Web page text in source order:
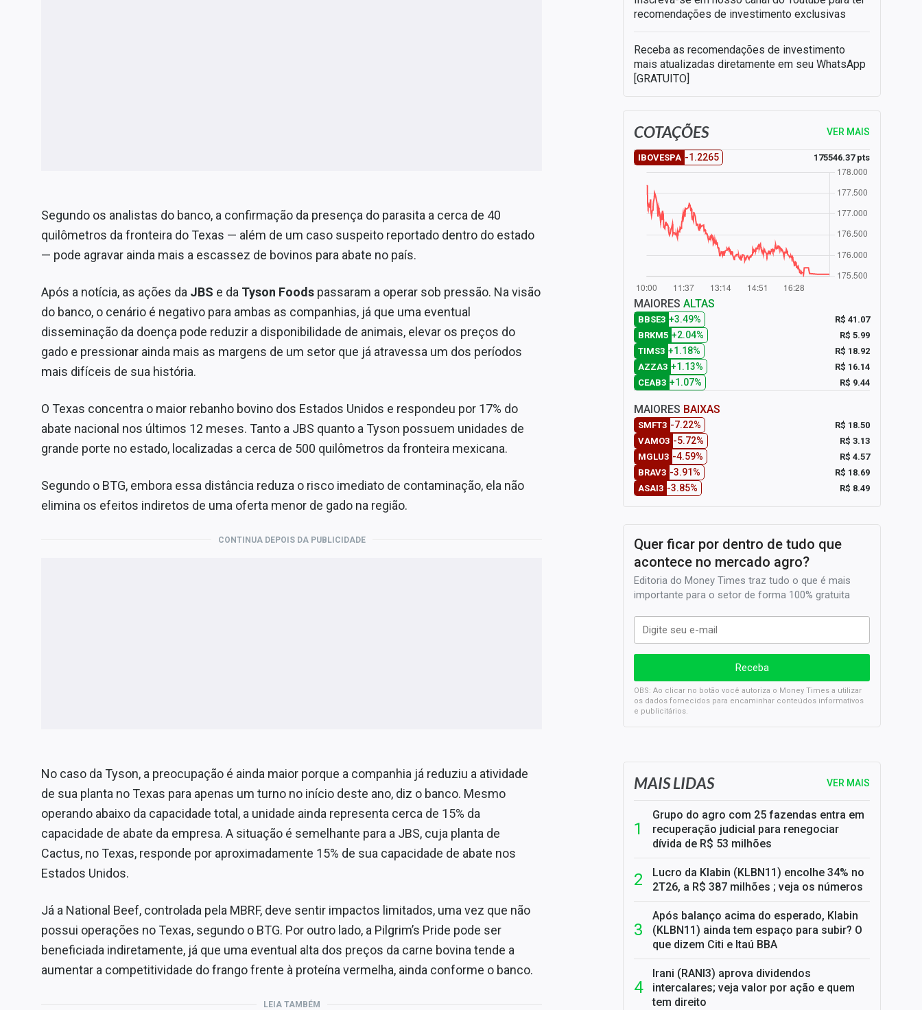
Segundo os analistas do banco, a confirmação da presença do parasita a cerca de 40
quilômetros da fronteira do Texas — além de um caso suspeito reportado dentro do estado
— pode agravar ainda mais a escassez de bovinos para abate no país.
Após a notícia, as ações da JBS e da Tyson Foods passaram a operar sob pressão. Na visão
do banco, o cenário é negativo para ambas as companhias, já que uma eventual
disseminação da doença pode reduzir a disponibilidade de animais, elevar os preços do
gado e pressionar ainda mais as margens de um setor que já atravessa um dos períodos
mais difíceis de sua história.
O Texas concentra o maior rebanho bovino dos Estados Unidos e respondeu por 17% do
abate nacional nos últimos 12 meses. Tanto a JBS quanto a Tyson possuem unidades de
grande porte no estado, localizadas a cerca de 500 quilômetros da fronteira mexicana.
Segundo o BTG, embora essa distância reduza o risco imediato de contaminação, ela não
elimina os efeitos indiretos de uma oferta menor de gado na região.
CONTINUA DEPOIS DA PUBLICIDADE
No caso da Tyson, a preocupação é ainda maior porque a companhia já reduziu a atividade
de sua planta no Texas para apenas um turno no início deste ano, diz o banco. Mesmo
operando abaixo da capacidade total, a unidade ainda representa cerca de 15% da
capacidade de abate da empresa. A situação é semelhante para a JBS, cuja planta de
Cactus, no Texas, responde por aproximadamente 15% de sua capacidade de abate nos
Estados Unidos.
Já a National Beef, controlada pela MBRF, deve sentir impactos limitados, uma vez que não
possui operações no Texas, segundo o BTG. Por outro lado, a Pilgrim’s Pride pode ser
beneficiada indiretamente, já que uma eventual alta dos preços da carne bovina tende a
aumentar a competitividade do frango frente à proteína vermelha, ainda conforme o banco.
LEIA TAMBÉM
recomendações de investimento exclusivas
Receba as recomendações de investimento
mais atualizadas diretamente em seu WhatsApp
[GRATUITO]
COTAÇÕES VER MAIS
IBOVESPA -1.2265 175546.37 pts
MAIORES ALTAS
BBSE3 +3.49%
R$ 41.07
BRKM5 +2.04%
R$ 5.99
TIMS3 +1.18%
R$ 18.92
AZZA3 +1.13%
R$ 16.14
CEAB3 +1.07% R$ 9.44
MAIORES BAIXAS
SMFT3 -7.22%
R$ 18.50
VAMO3 -5.72%
R$ 3.13
MGLU3 -4.59%
R$ 4.57
BRAV3 -3.91%
R$ 18.69
ASAI3 -3.85% R$ 8.49
Quer ficar por dentro de tudo que
acontece no mercado agro?
Editoria do Money Times traz tudo o que é mais
importante para o setor de forma 100% gratuita
OBS: Ao clicar no botão você autoriza o Money Times a utilizar
os dados fornecidos para encaminhar conteúdos informativos
e publicitários.
SELIC em 14%: A repercussão da decisão sobre os JUROS
MAIS LIDAS VER MAIS
Grupo do agro com 25 fazendas entra em
recuperação judicial para renegociar
dívida de R$ 53 milhões
Lucro da Klabin (KLBN11) encolhe 34% no
2T26, a R$ 387 milhões ; veja os números
Após balanço acima do esperado, Klabin
(KLBN11) ainda tem espaço para subir? O
que dizem Citi e Itaú BBA
Irani (RANI3) aprova dividendos
intercalares; veja valor por ação e quem
tem direito